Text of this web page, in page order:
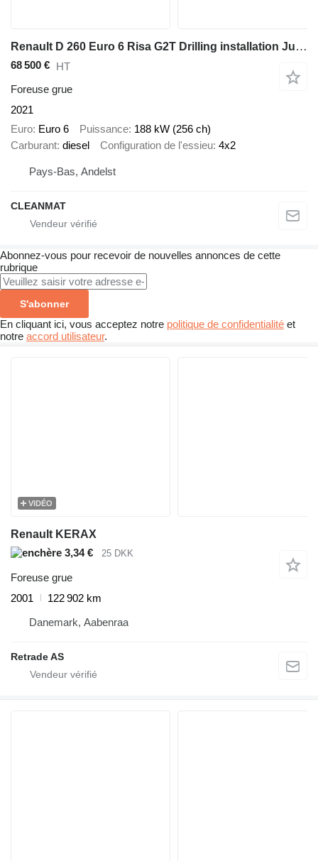
Renault D 260 Euro 6 Risa G2T Drilling installation Just 25.995 km!
68 500 € HT
Foreuse grue
2021
Euro Euro 6 Puissance 188 kW (256 ch)
Carburant diesel Configuration de l'essieu 4x2
Pays-Bas, Andelst
CLEANMAT
Abonnez-vous pour recevoir de nouvelles annonces de cette
rubrique
S'abonner
En cliquant ici, vous acceptez notre politique de confidentialité et
notre accord utilisateur.
VIDÉO
Renault KERAX
3,34 €
25 DKK
Foreuse grue
2001
122 902 km
Danemark, Aabenraa
Retrade AS